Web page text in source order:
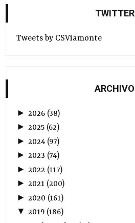
TWITTER
Tweets by CSViamonte
ARCHIVO
► 2026 (38)
►2025 (62)
► 2024 (97)
►2023 (74)
► 2022 (117)
►2021 (200)
► 2020 (161)
▼2019 (186)